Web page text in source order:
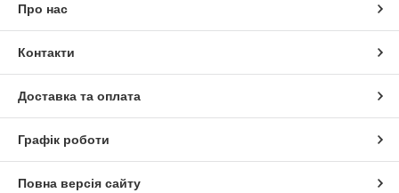
Про нас
Контакти
Доставка та оплата
Графік роботи
Повна версія сайту